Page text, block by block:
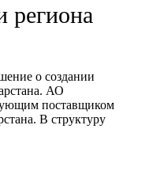
региона
о создании
АО
поставщиком
В структуру